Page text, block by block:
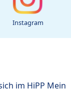
Instagram
im HiPP Mein